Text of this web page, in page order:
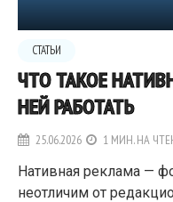
СТАТЬИ
ЧТО ТАКОЕ
НЕЙ РАБОТАТЬ
25.06.2026 1 МИН. НА
Нативная реклама —
неотличим от